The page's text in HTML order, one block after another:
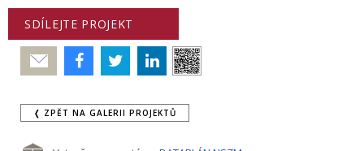
SDÍLEJTE PROJEKT
Poslat
❬ ZPĚT NA GALERII PROJEKTŮ